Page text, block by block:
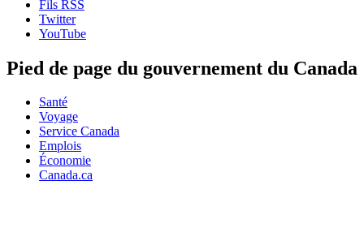
Fils RSS
Twitter
YouTube
Pied de page du gouvernement du Canada
Santé
Voyage
Service Canada
Emplois
Économie
Canada.ca